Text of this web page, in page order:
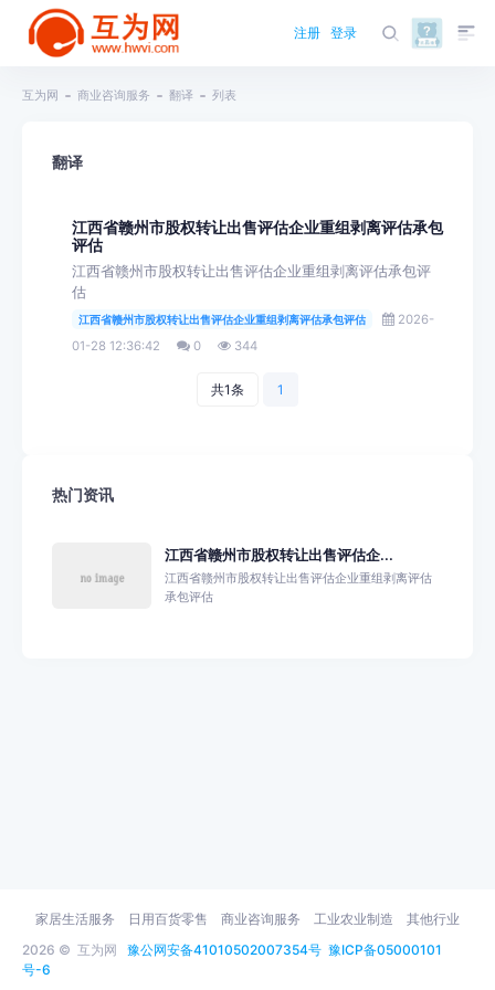
注册 登录
互为网 商业咨询服务 翻译 列表
翻译
江西省赣州市股权转让出售评估企业重组剥离评估承包
评估
江西省赣州市股权转让出售评估企业重组剥离评估承包评
估
江西省赣州市股权转让出售评估企业重组剥离评估承包评估
2026-
01-28 12:36:42
0 344
共1条 1
热门资讯
江西省赣州市股权转让出售评估企...
江西省赣州市股权转让出售评估企业重组剥离评估
承包评估
2026 © 互为网 豫公网安备41010502007354号 豫ICP备05000101
号-6
家居生活服务 日用百货零售 商业咨询服务 工业农业制造 其他行业